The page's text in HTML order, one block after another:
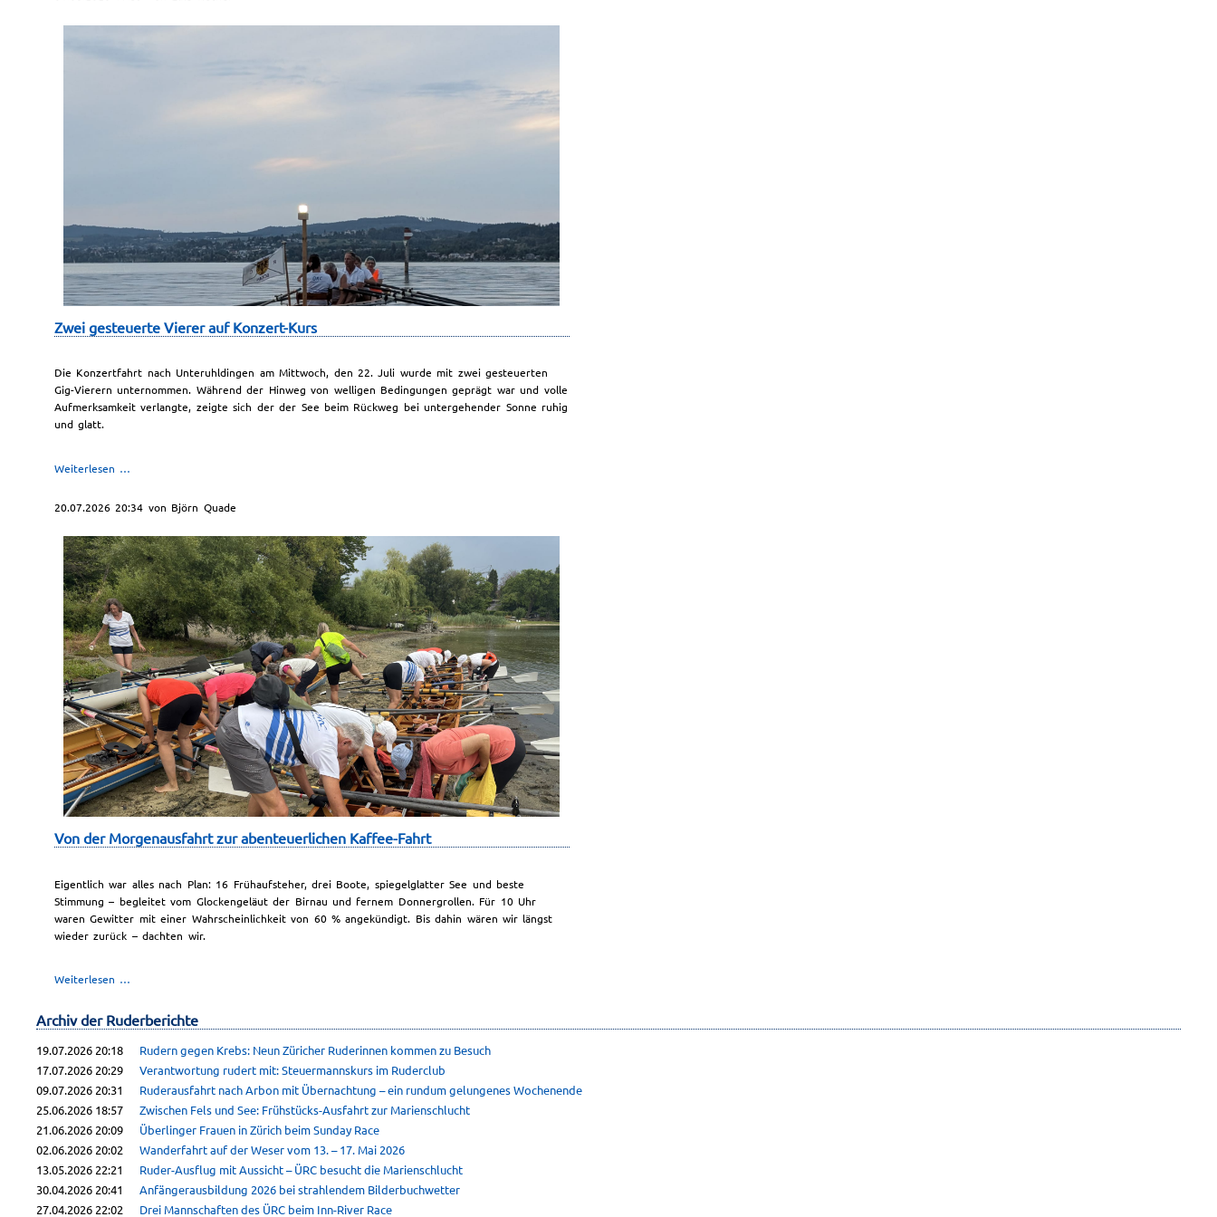
Zwei gesteuerte Vierer auf Konzert-Kurs
Die Konzertfahrt nach Unteruhldingen am Mittwoch, den 22. Juli wurde mit zwei gesteuerten
Gig-Vierern unternommen. Während der Hinweg von welligen Bedingungen geprägt war und volle
Aufmerksamkeit verlangte, zeigte sich der der See beim Rückweg bei untergehender Sonne ruhig
und glatt.
Weiterlesen …
Vierer
Konzert-
Kurs
20.07.2026 20:34 von Björn Quade
Von der Morgenausfahrt zur abenteuerlichen Kaffee-Fahrt
Eigentlich war alles nach Plan: 16 Frühaufsteher, drei Boote, spiegelglatter See und beste
Stimmung – begleitet vom Glockengeläut der Birnau und fernem Donnergrollen. Für 10 Uhr
waren Gewitter mit einer Wahrscheinlichkeit von 60 % angekündigt. Bis dahin wären wir längst
wieder zurück – dachten wir.
Weiterlesen …
Morgenausfahrt
zur
abenteuerlichen
Kaffee-
Archiv der Ruderberichte
19.07.2026 20:18
Rudern gegen Krebs: Neun Züricher Ruderinnen kommen zu Besuch
17.07.2026 20:29
Verantwortung rudert mit: Steuermannskurs im Ruderclub
09.07.2026 20:31
Ruderausfahrt nach Arbon mit Übernachtung – ein rundum gelungenes Wochenende
25.06.2026 18:57
Zwischen Fels und See: Frühstücks-Ausfahrt zur Marienschlucht
21.06.2026 20:09
Überlinger Frauen in Zürich beim Sunday Race
02.06.2026 20:02
Wanderfahrt auf der Weser vom 13. – 17. Mai 2026
13.05.2026 22:21
Ruder-Ausflug mit Aussicht – ÜRC besucht die Marienschlucht
30.04.2026 20:41
Anfängerausbildung 2026 bei strahlendem Bilderbuchwetter
27.04.2026 22:02
Drei Mannschaften des ÜRC beim Inn-River Race